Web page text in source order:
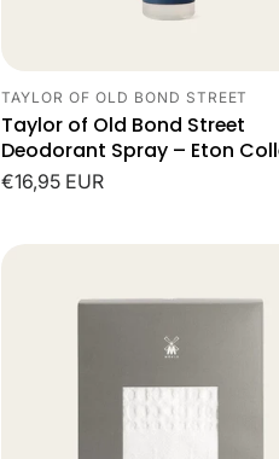
Leverancier:
TAYLOR OF OLD BOND STREET
Taylor of Old Bond Street
Deodorant Spray – Eton
Normale
€16,95 EUR